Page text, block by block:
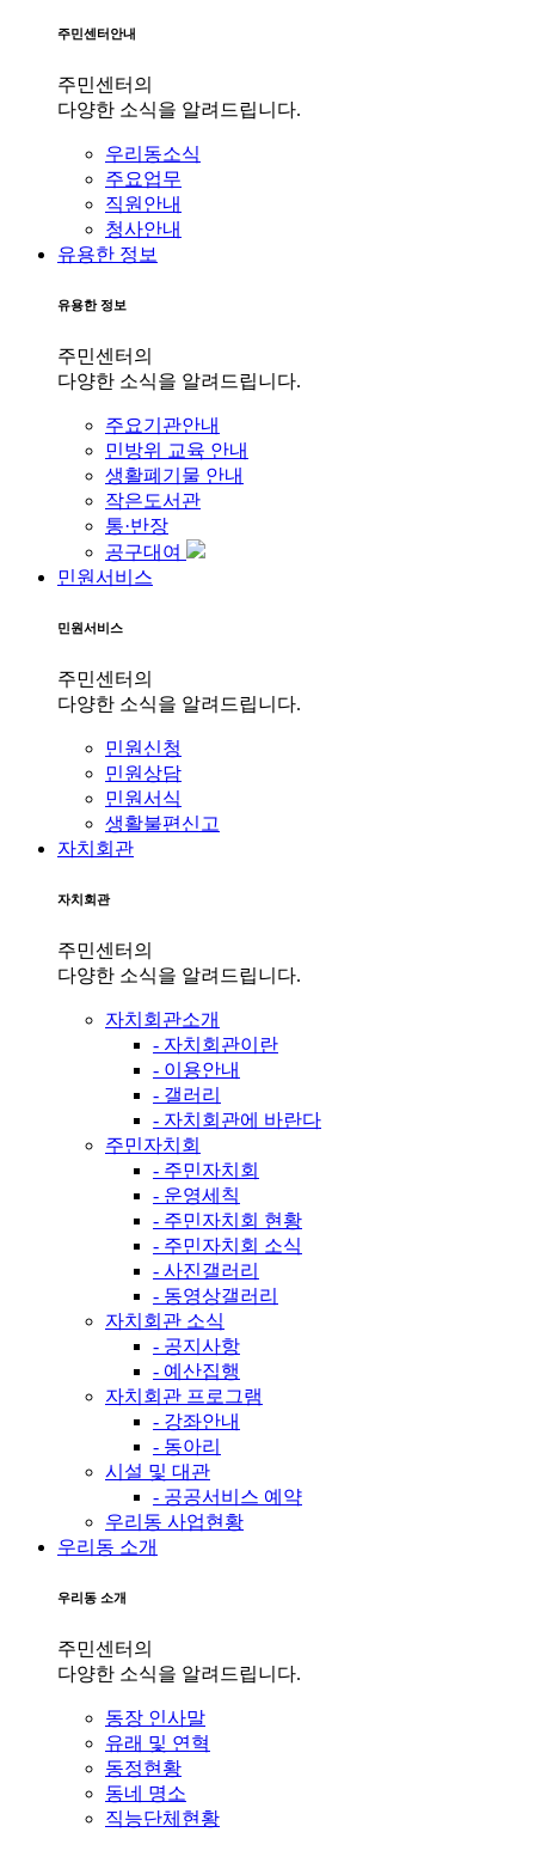
주민센터안내
주민센터의
다양한 소식을 알려드립니다.
우리동소식
주요업무
직원안내
청사안내
유용한 정보
유용한 정보
주민센터의
다양한 소식을 알려드립니다.
주요기관안내
민방위 교육 안내
생활폐기물 안내
작은도서관
통·반장
공구대여
민원서비스
민원서비스
주민센터의
다양한 소식을 알려드립니다.
민원신청
민원상담
민원서식
생활불편신고
자치회관
자치회관
주민센터의
다양한 소식을 알려드립니다.
자치회관소개
- 자치회관이란
- 이용안내
- 갤러리
- 자치회관에 바란다
주민자치회
- 주민자치회
- 운영세칙
- 주민자치회 현황
- 주민자치회 소식
- 사진갤러리
- 동영상갤러리
자치회관 소식
- 공지사항
- 예산집행
자치회관 프로그램
- 강좌안내
- 동아리
시설 및 대관
- 공공서비스 예약
우리동 사업현황
우리동 소개
우리동 소개
주민센터의
다양한 소식을 알려드립니다.
동장 인사말
유래 및 연혁
동정현황
동네 명소
직능단체현황